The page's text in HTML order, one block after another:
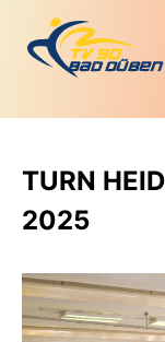
TURN
2025